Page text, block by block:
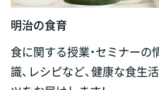
明治の食育
食に関する授業・セミナーの
識、レシピなど、健康な食生